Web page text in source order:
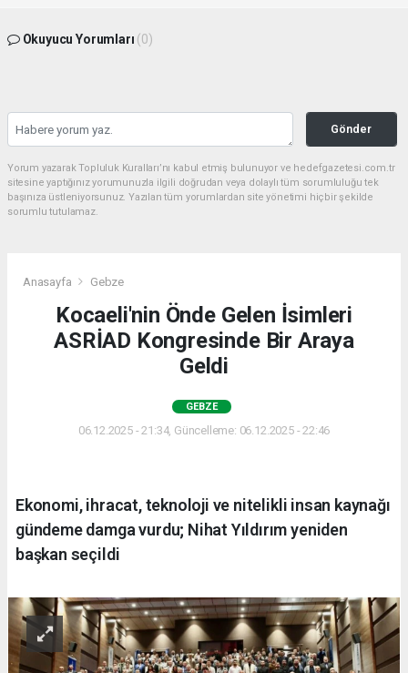
Okuyucu Yorumları (0)
Gönder
Yorum yazarak Topluluk Kuralları’nı kabul etmiş bulunuyor ve hedefgazetesi.com.tr
sitesine yaptığınız yorumunuzla ilgili doğrudan veya dolaylı tüm sorumluluğu tek
başınıza üstleniyorsunuz. Yazılan tüm yorumlardan site yönetimi hiçbir şekilde
sorumlu tutulamaz.
Anasayfa Gebze
Kocaeli'nin Önde Gelen İsimleri
ASRİAD Kongresinde Bir Araya
Geldi
GEBZE
06.12.2025 - 21:34, Güncelleme: 06.12.2025 - 22:46
Ekonomi, ihracat, teknoloji ve nitelikli insan kaynağı
gündeme damga vurdu; Nihat Yıldırım yeniden
başkan seçildi